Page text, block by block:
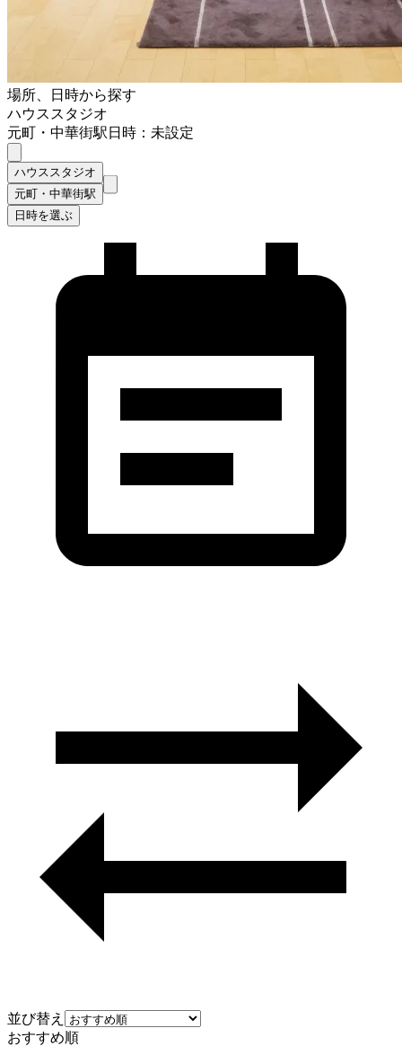
場所、日時から探す
ハウススタジオ
元町・中華街駅日時：未設定
ハウススタジオ
元町・中華街駅
日時を選ぶ
並び替え
おすすめ順